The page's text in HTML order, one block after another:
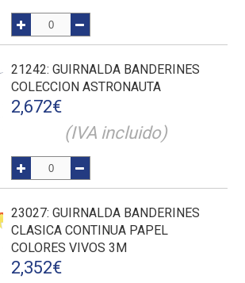
21242: GUIRNALDA BANDERINES
COLECCION ASTRONAUTA
2,672€
(IVA incluido)
23027: GUIRNALDA BANDERINES
CLASICA CONTINUA PAPEL
COLORES VIVOS 3M
2,352€